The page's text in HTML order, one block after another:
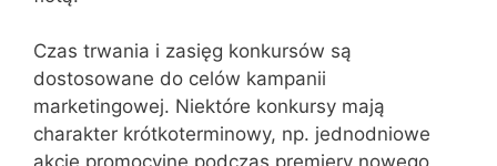
Czas trwania i zasięg konkursów są
dostosowane do celów kampanii
marketingowej. Niektóre konkursy mają
charakter krótkoterminowy, np. jednodniowe
akcje promocyjne podczas premiery nowego